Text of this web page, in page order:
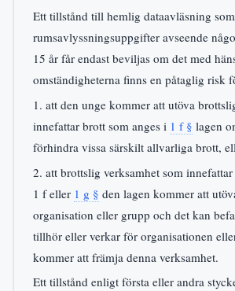
Ett tillstånd till hemlig dataavläsning
rumsavlyssningsuppgifter avseende
15 år får endast beviljas om det med
omständigheterna finns en påtaglig risk
1. att den unge kommer att utöva
innefattar brott som anges i 1 f § lagen
förhindra vissa särskilt allvarliga brott,
2. att brottslig verksamhet som
1 f eller 1 g § den lagen kommer att
organisation eller grupp och det kan
tillhör eller verkar för organisationen
kommer att främja denna verksamhet.
Ett tillstånd enligt första eller andra